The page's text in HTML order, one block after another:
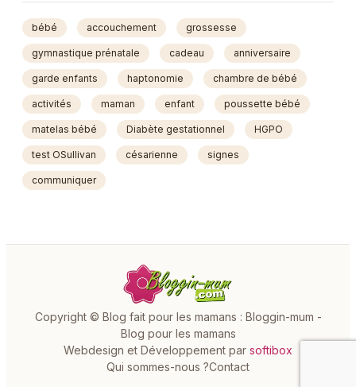
bébé accouchement grossesse
gymnastique prénatale cadeau anniversaire
garde enfants haptonomie chambre de bébé
activités maman enfant poussette bébé
matelas bébé Diabète gestationnel HGPO
test OSullivan césarienne signes
communiquer
Copyright © Blog fait pour les mamans : Bloggin-mum -
Blog pour les mamans
Webdesign et Développement par softibox
Qui sommes-nous ?Contact